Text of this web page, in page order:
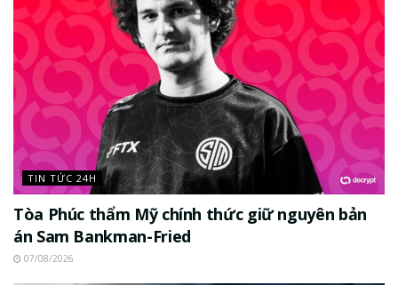
TIN TỨC 24H
Tòa Phúc thẩm Mỹ chính thức giữ nguyên bản
án Sam Bankman-Fried
07/08/2026